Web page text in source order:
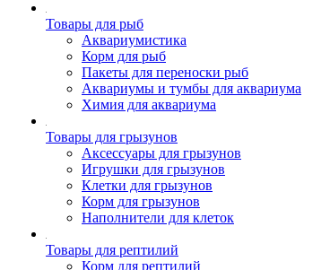
Товары для рыб
Аквариумистика
Корм для рыб
Пакеты для переноски рыб
Аквариумы и тумбы для аквариума
Химия для аквариума
Товары для грызунов
Аксессуары для грызунов
Игрушки для грызунов
Клетки для грызунов
Корм для грызунов
Наполнители для клеток
Товары для рептилий
Корм для рептилий